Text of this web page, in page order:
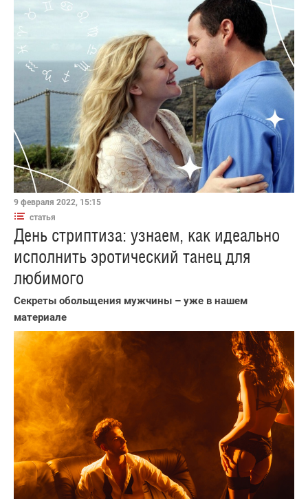
9 февраля 2022, 15:15
статья
День стриптиза: узнаем, как идеально
исполнить эротический танец для
любимого
Секреты обольщения мужчины – уже в нашем
материале